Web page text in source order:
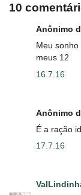
10
Anônimo
Meu
meus 12
16.7.16
Anônimo
É a ração
17.7.16